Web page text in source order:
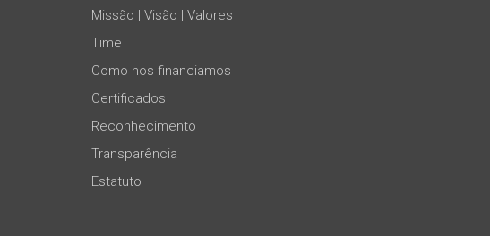
Missão | Visão | Valores
Time
Como nos financiamos
Certificados
Reconhecimento
Transparência
Estatuto